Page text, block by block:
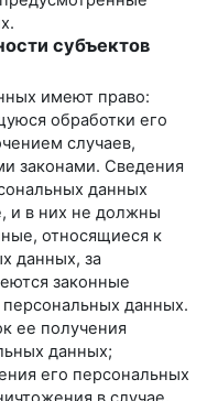
субъектов
имеют право:
обработки его
случаев,
законами. Сведения
данных
и в них не должны
относящиеся к
данных, за
законные
данных.
ее получения
данных;
его персональных